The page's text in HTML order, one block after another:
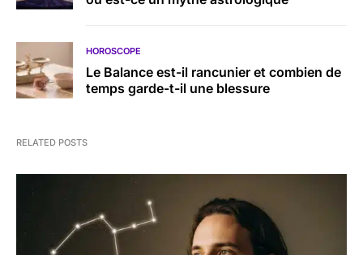
HOROSCOPE
Le Balance est-il rancunier et combien de
temps garde-t-il une blessure
RELATED POSTS